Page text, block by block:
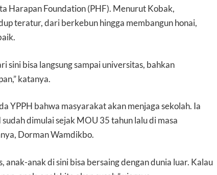
Harapan Foundation (PHF). Menurut Kobak,
teratur, dari berkebun hingga membangun honai,
sini bisa langsung sampai universitas, bahkan
katanya.
YPPH bahwa masyarakat akan menjaga sekolah. Ia
dimulai sejak MOU 35 tahun lalu di masa
Dorman Wamdikbo.
anak-anak di sini bisa bersaing dengan dunia luar. Kalau